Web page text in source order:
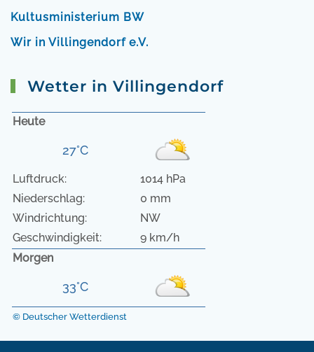
Kultusministerium BW
Wir in Villingendorf e.V.
Wetter in Villingendorf
Heute
27°C
Luftdruck:
1014 hPa
Niederschlag:
0 mm
Windrichtung:
NW
Geschwindigkeit:
9 km/h
Morgen
33°C
© Deutscher Wetterdienst